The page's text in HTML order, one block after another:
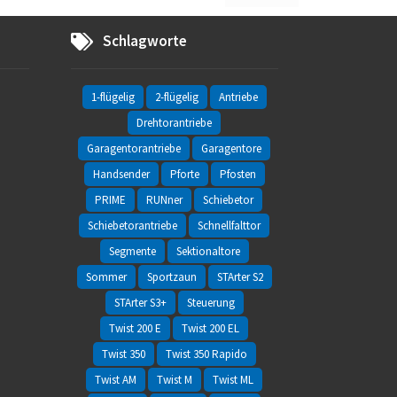
Schlagworte
1-flügelig 2-flügelig
Antriebe
Drehtorantriebe
Garagentorantriebe
Garagentore
Handsender
Pforte
Pfosten
PRIME
RUNner
Schiebetor
Schiebetorantriebe
Schnellfalttor
Segmente
Sektionaltore
Sommer
Sportzaun
STArter S2
STArter S3+
Steuerung
Twist 200 E
Twist 200 EL
Twist 350
Twist 350 Rapido
Twist AM
Twist M Twist ML